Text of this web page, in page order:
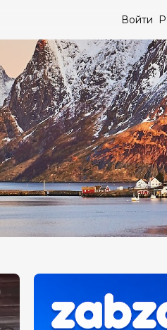
Войти